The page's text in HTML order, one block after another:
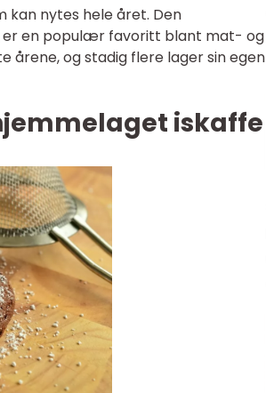
kan nytes hele året. Den
er en populær favoritt blant mat- og
årene, og stadig flere lager sin egen
iskaffe